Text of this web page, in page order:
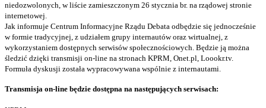
niedozwolonych, w liście zamieszczonym 26 stycznia br. na rządowej stronie
internetowej.
Jak informuje Centrum Informacyjne Rządu Debata odbędzie się jednocześnie
w formie tradycyjnej, z udziałem grupy internautów oraz wirtualnej, z
wykorzystaniem dostępnych serwisów społecznościowych. Będzie ją można
śledzić dzięki transmisji on-line na stronach KPRM, Onet.pl, Loookr.tv.
Formuła dyskusji została wypracowywana wspólnie z internautami.
Transmisja on-line będzie dostępna na następujących serwisach: